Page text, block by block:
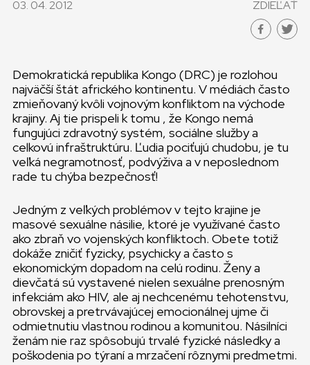
03. 04. 2012 ZDIEĽAŤ
Demokratická republika Kongo (DRC) je rozlohou
najväčší štát afrického kontinentu. V médiách často
zmieňovaný kvôli vojnovým konfliktom na východe
krajiny. Aj tie prispeli k tomu , že Kongo nemá
fungujúci zdravotný systém, sociálne služby a
celkovú infraštruktúru. Ľudia pociťujú chudobu, je tu
veľká negramotnosť, podvýživa a v neposlednom
rade tu chýba bezpečnosť!
Jedným z veľkých problémov v tejto krajine je
masové sexuálne násilie, ktoré je využívané často
ako zbraň vo vojenských konfliktoch. Obete totiž
dokáže zničiť fyzicky, psychicky a často s
ekonomickým dopadom na celú rodinu. Ženy a
dievčatá sú vystavené nielen sexuálne prenosným
infekciám ako HIV, ale aj nechcenému tehotenstvu,
obrovskej a pretrvávajúcej emocionálnej ujme či
odmietnutiu vlastnou rodinou a komunitou. Násilníci
ženám nie raz spôsobujú trvalé fyzické následky a
poškodenia po týraní a mrzačení rôznymi predmetmi.